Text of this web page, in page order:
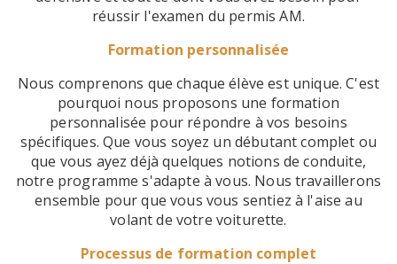
réussir l'examen du permis AM.
Formation personnalisée
Nous comprenons que chaque élève est unique. C'est
pourquoi nous proposons une formation
personnalisée pour répondre à vos besoins
spécifiques. Que vous soyez un débutant complet ou
que vous ayez déjà quelques notions de conduite,
notre programme s'adapte à vous. Nous travaillerons
ensemble pour que vous vous sentiez à l'aise au
volant de votre voiturette.
Processus de formation complet